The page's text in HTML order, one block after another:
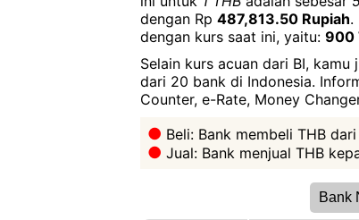
dengan Rp 487,813.50 Rupiah.
dengan kurs saat ini, yaitu: 900
Selain kurs acuan dari BI,
dari 20 bank di Indonesia.
Counter, e-Rate, Money
Beli: Bank membeli THB
Jual: Bank menjual THB
Bank